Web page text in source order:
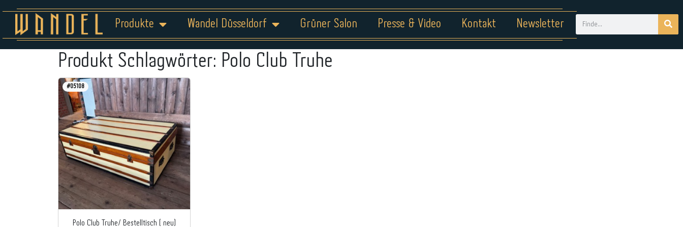
Produkte Wandel Düsseldorf Grüner Salon Presse & Video Kontakt Newsletter
Produkt Schlagwörter: Polo Club Truhe
#05108
Polo Club Truhe/ Bestelltisch ( neu)